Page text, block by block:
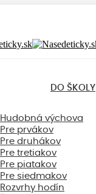
DO ŠKOLY
Hudobná výchova
Pre prvákov
Pre druhákov
Pre tretiakov
Pre piatakov
Pre siedmakov
Rozvrhy hodín